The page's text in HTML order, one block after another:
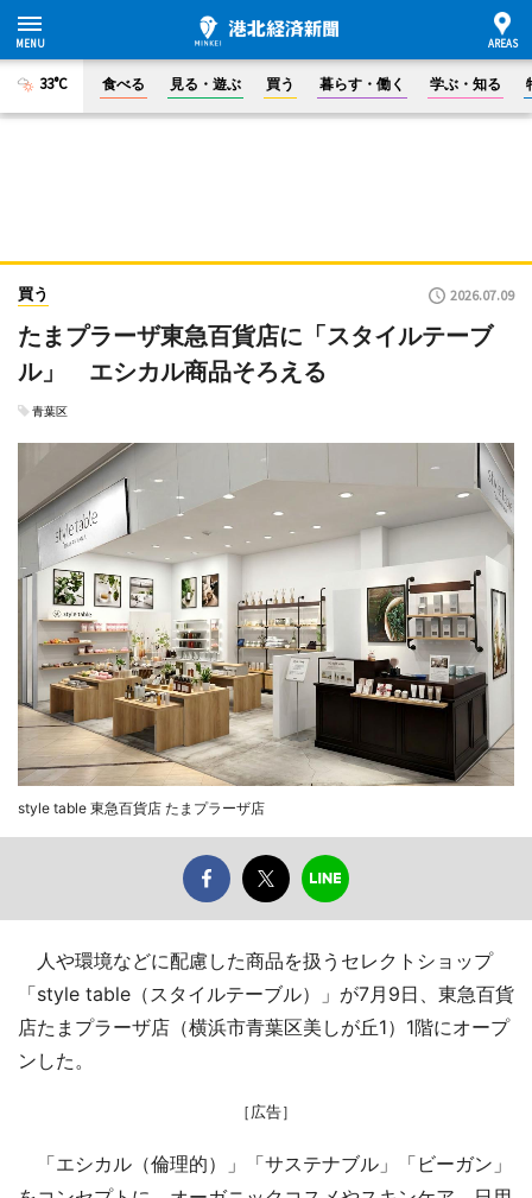
33°C 食べる 見る・遊ぶ 買う 暮らす・働く 学ぶ・知る
買う 2026.07.09
たまプラーザ東急百貨店に「スタイルテーブ
ル」 エシカル商品そろえる
青葉区
style table 東急百貨店 たまプラーザ店
人や環境などに配慮した商品を扱うセレクトショップ
「style table（スタイルテーブル）」が7月9日、東急百貨
店たまプラーザ店（横浜市青葉区美しが丘1）1階にオープ
ンした。
［広告］
「エシカル（倫理的）」「サステナブル」「ビーガン」